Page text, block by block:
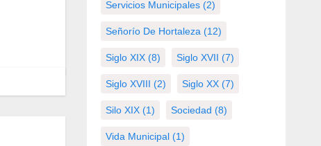
Servicios Municipales(2)
Señorío De Hortaleza (12)
Siglo XIX(8) Siglo XVII (7)
Siglo XVIII (2) Siglo XX(7)
Silo XIX(1) Sociedad (8)
Vida Municipal(1)